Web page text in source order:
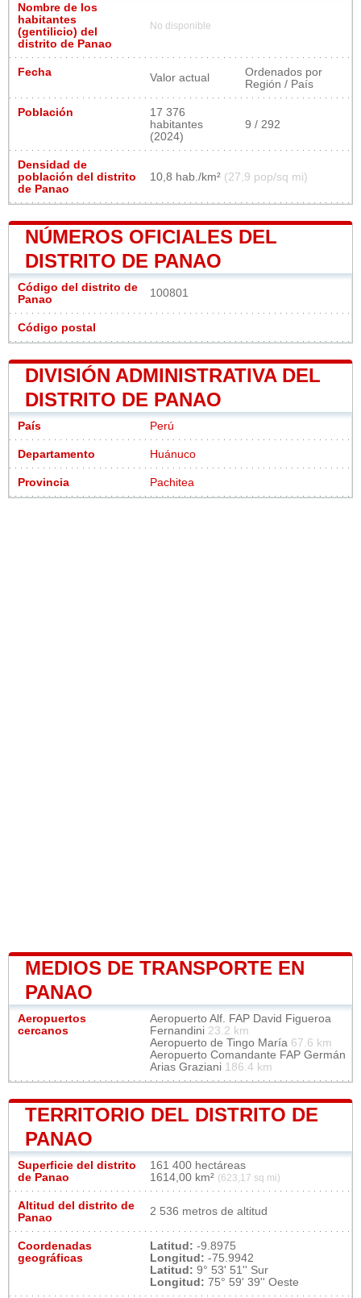
Nombre de los
habitantes
(gentilicio) del
distrito de Panao
No disponible
Fecha Valor actual
Ordenados por
Región / País
Población
17 376
habitantes
(2024)
9 / 292
Densidad de
población del distrito
de Panao
10,8 hab./km² (27,9 pop/sq mi)
NÚMEROS OFICIALES DEL
DISTRITO DE PANAO
Código del distrito de
Panao
100801
Código postal
DIVISIÓN ADMINISTRATIVA DEL
DISTRITO DE PANAO
País Perú
Departamento Huánuco
Provincia Pachitea
MEDIOS DE TRANSPORTE EN
PANAO
Aeropuertos
cercanos
Aeropuerto Alf. FAP David Figueroa
Fernandini 23.2 km
Aeropuerto de Tingo María 67.6 km
Aeropuerto Comandante FAP Germán
Arias Graziani 186.4 km
TERRITORIO DEL DISTRITO DE
PANAO
Superficie del distrito
de Panao
161 400 hectáreas
1614,00 km² (623,17 sq mi)
Altitud del distrito de
Panao
2 536 metros de altitud
Coordenadas
geográficas
Latitud: -9.8975
Longitud: -75.9942
Latitud: 9° 53' 51'' Sur
Longitud: 75° 59' 39'' Oeste